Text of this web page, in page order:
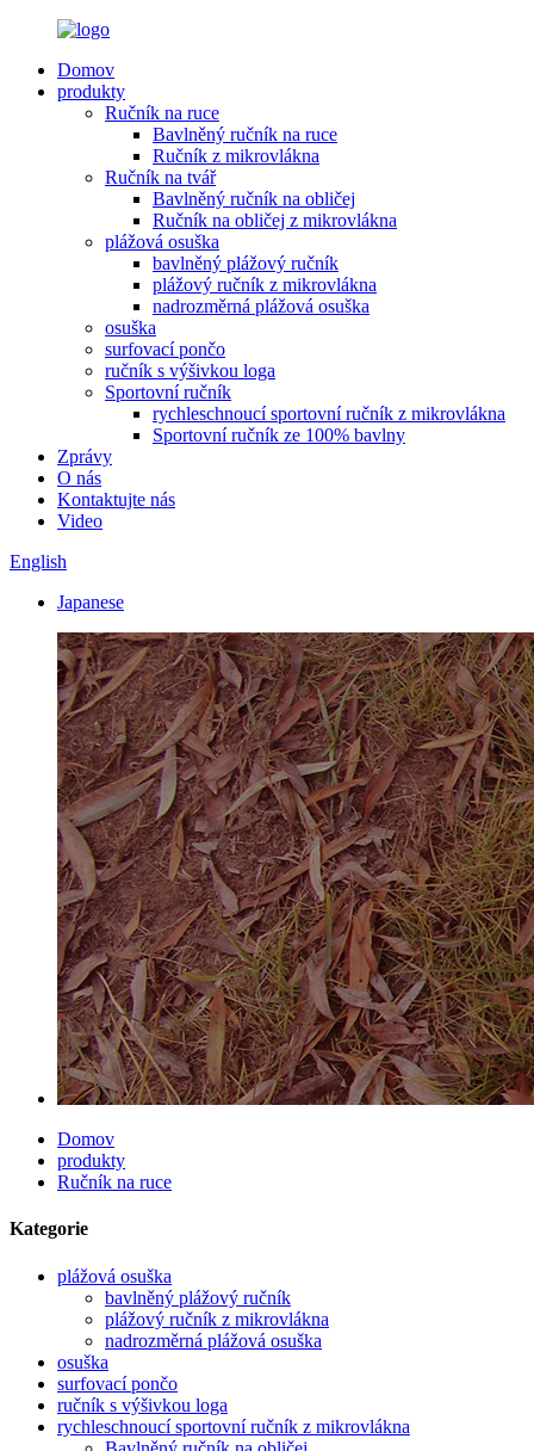
Domov
produkty
Ručník na ruce
Bavlněný ručník na ruce
Ručník z mikrovlákna
Ručník na tvář
Bavlněný ručník na obličej
Ručník na obličej z mikrovlákna
plážová osuška
bavlněný plážový ručník
plážový ručník z mikrovlákna
nadrozměrná plážová osuška
osuška
surfovací pončo
ručník s výšivkou loga
Sportovní ručník
rychleschnoucí sportovní ručník z mikrovlákna
Sportovní ručník ze 100% bavlny
Zprávy
O nás
Kontaktujte nás
Video
English
Japanese
Domov
produkty
Ručník na ruce
Kategorie
plážová osuška
bavlněný plážový ručník
plážový ručník z mikrovlákna
nadrozměrná plážová osuška
osuška
surfovací pončo
ručník s výšivkou loga
rychleschnoucí sportovní ručník z mikrovlákna